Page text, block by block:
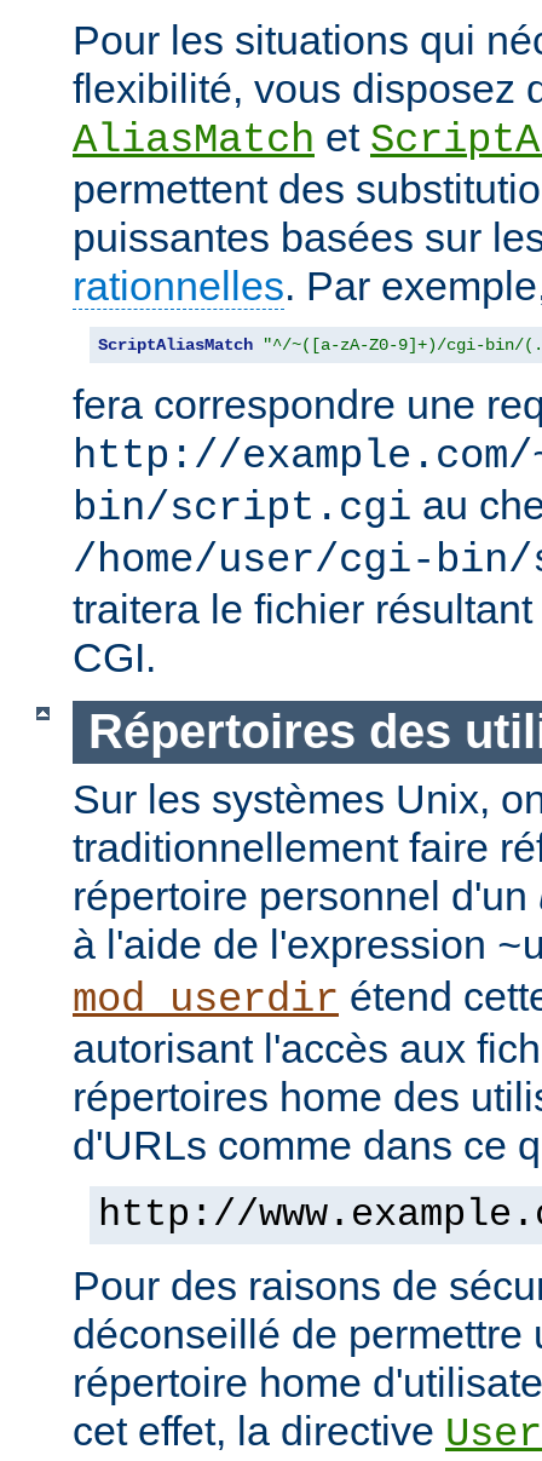
Pour les situations qui
flexibilité, vous disposez
AliasMatch et
permettent des
puissantes basées sur
rationnelles. Par
ScriptAliasMatch "^/~([a-zA-Z0-9]+)/cgi-bin/
fera correspondre une
http://
bin/script.cgi au
/home/user/cgi-
traitera le fichier
CGI.
Répertoires des
Sur les systèmes Unix,
traditionnellement faire
répertoire personnel d'un
à l'aide de l'expression
mod_userdir étend
autorisant l'accès aux
répertoires home des
d'URLs comme dans ce
http://
Pour des raisons de
déconseillé de permettre
répertoire home
cet effet, la directive